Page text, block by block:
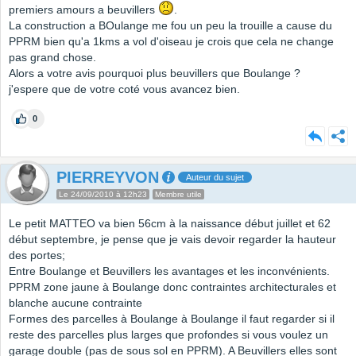
premiers amours a beuvillers
.
La construction a BOulange me fou un peu la trouille a cause du
PPRM bien qu'a 1kms a vol d'oiseau je crois que cela ne change
pas grand chose.
Alors a votre avis pourquoi plus beuvillers que Boulange ?
j'espere que de votre coté vous avancez bien.
0
PIERREYVON Auteur du sujet
Le 24/09/2010 à 12h23 Membre utile
Le petit MATTEO va bien 56cm à la naissance début juillet et 62
début septembre, je pense que je vais devoir regarder la hauteur
des portes;
Entre Boulange et Beuvillers les avantages et les inconvénients.
PPRM zone jaune à Boulange donc contraintes architecturales et
blanche aucune contrainte
Formes des parcelles à Boulange à Boulange il faut regarder si il
reste des parcelles plus larges que profondes si vous voulez un
garage double (pas de sous sol en PPRM). A Beuvillers elles sont